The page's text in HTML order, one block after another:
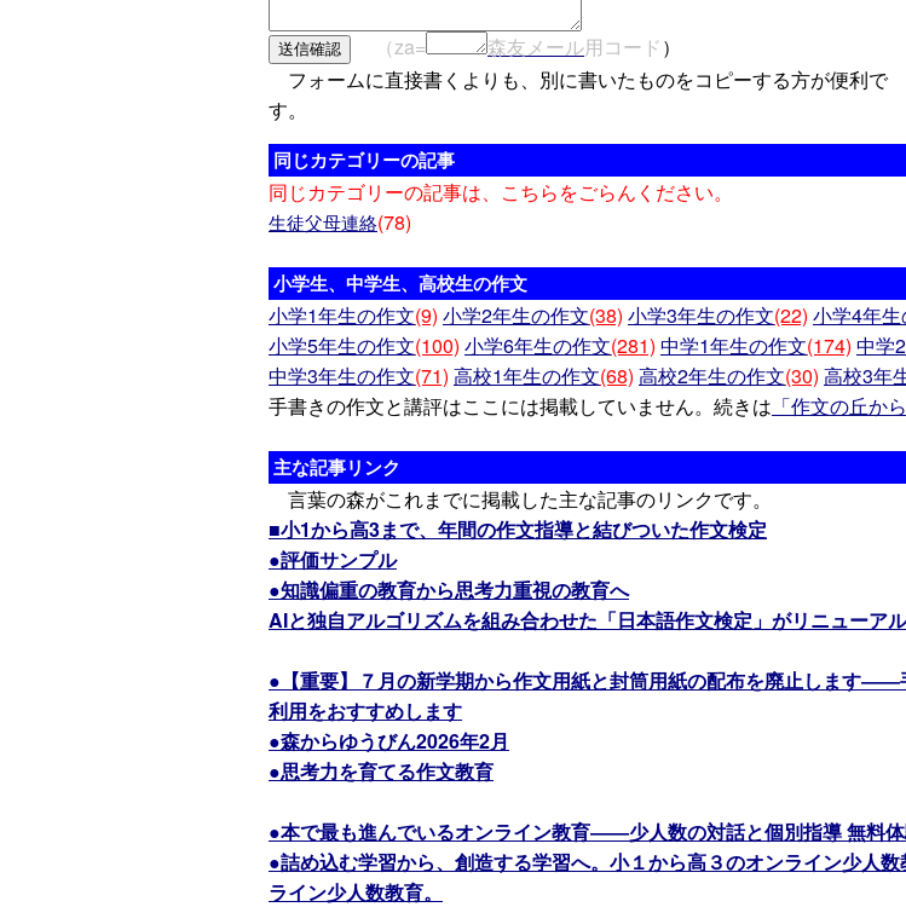
（za= 森友メール用コード）
フォームに直接書くよりも、別に書いたものをコピーする方が便利で
す。
同じカテゴリーの記事
同じカテゴリーの記事は、こちらをごらんください。
生徒父母連絡(78)
小学生、中学生、高校生の作文
小学1年生の作文(9) 小学2年生の作文(38) 小学3年生の作文(22) 小学4年
小学5年生の作文(100) 小学6年生の作文(281) 中学1年生の作文(174) 中学
中学3年生の作文(71) 高校1年生の作文(68) 高校2年生の作文(30) 高校3年
手書きの作文と講評はここには掲載していません。続きは 「作文の丘から
主な記事リンク
言葉の森がこれまでに掲載した主な記事のリンクです。
■小1から高3まで、年間の作文指導と結びついた作文検定
●評価サンプル
●知識偏重の教育から思考力重視の教育へ
AIと独自アルゴリズムを組み合わせた「日本語作文検定」がリニューアル
●【重要】７月の新学期から作文用紙と封筒用紙の配布を廃止します――
利用をおすすめします
●森からゆうびん2026年2月
●思考力を育てる作文教育
●本で最も進んでいるオンライン教育――少人数の対話と個別指導 無料体
●詰め込む学習から、創造する学習へ。小１から高３のオンライン少人
ライン少人数教育。